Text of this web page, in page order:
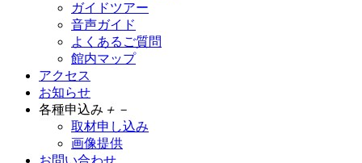
ガイドツアー
音声ガイド
よくあるご質問
館内マップ
アクセス
お知らせ
各種申込み ＋ －
取材申し込み
画像提供
お問い合わせ